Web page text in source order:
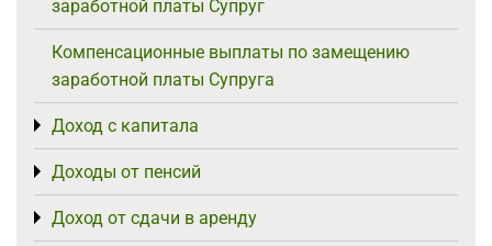
заработной платы Супруг
Компенсационные выплаты по замещению
заработной платы Супруга
Доход с капитала
Toggle menu
Доходы от пенсий
Toggle menu
Доход от сдачи в аренду
Toggle menu